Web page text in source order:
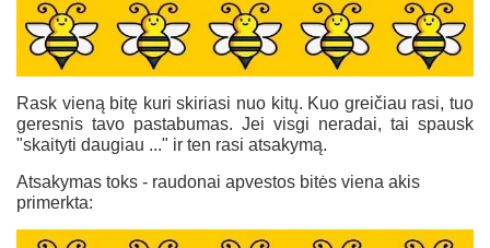
Rask vieną bitę kuri skiriasi nuo kitų. Kuo greičiau rasi, tuo
geresnis tavo pastabumas. Jei visgi neradai, tai spausk
"skaityti daugiau ..." ir ten rasi atsakymą.
Atsakymas toks - raudonai apvestos bitės viena akis
primerkta: